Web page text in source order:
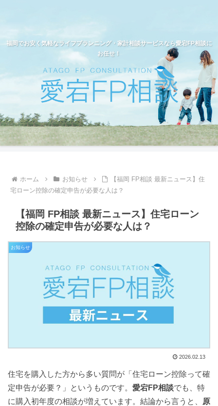
福岡でお安く気軽なライフプランニング・家計相談サービスなら愛宕FP相談に
お任せ！
ホーム お知らせ
【福岡 FP相談 最新ニュース】住
宅ローン控除の確定申告が必要な人は？
【福岡 FP相談 最新ニュース】住宅ローン
控除の確定申告が必要な人は？
お知らせ
2026.02.13
住宅を購入した方から多い質問が「住宅ローン控除って確
定申告が必要？」というものです。 愛宕FP相談でも、特
に購入初年度の相談が増えています。結論から言うと、
原